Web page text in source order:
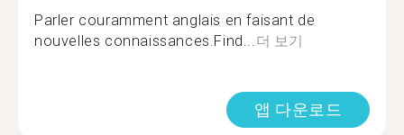
Parler couramment anglais en faisant de
nouvelles connaissances.Find...더 보기
앱 다운로드